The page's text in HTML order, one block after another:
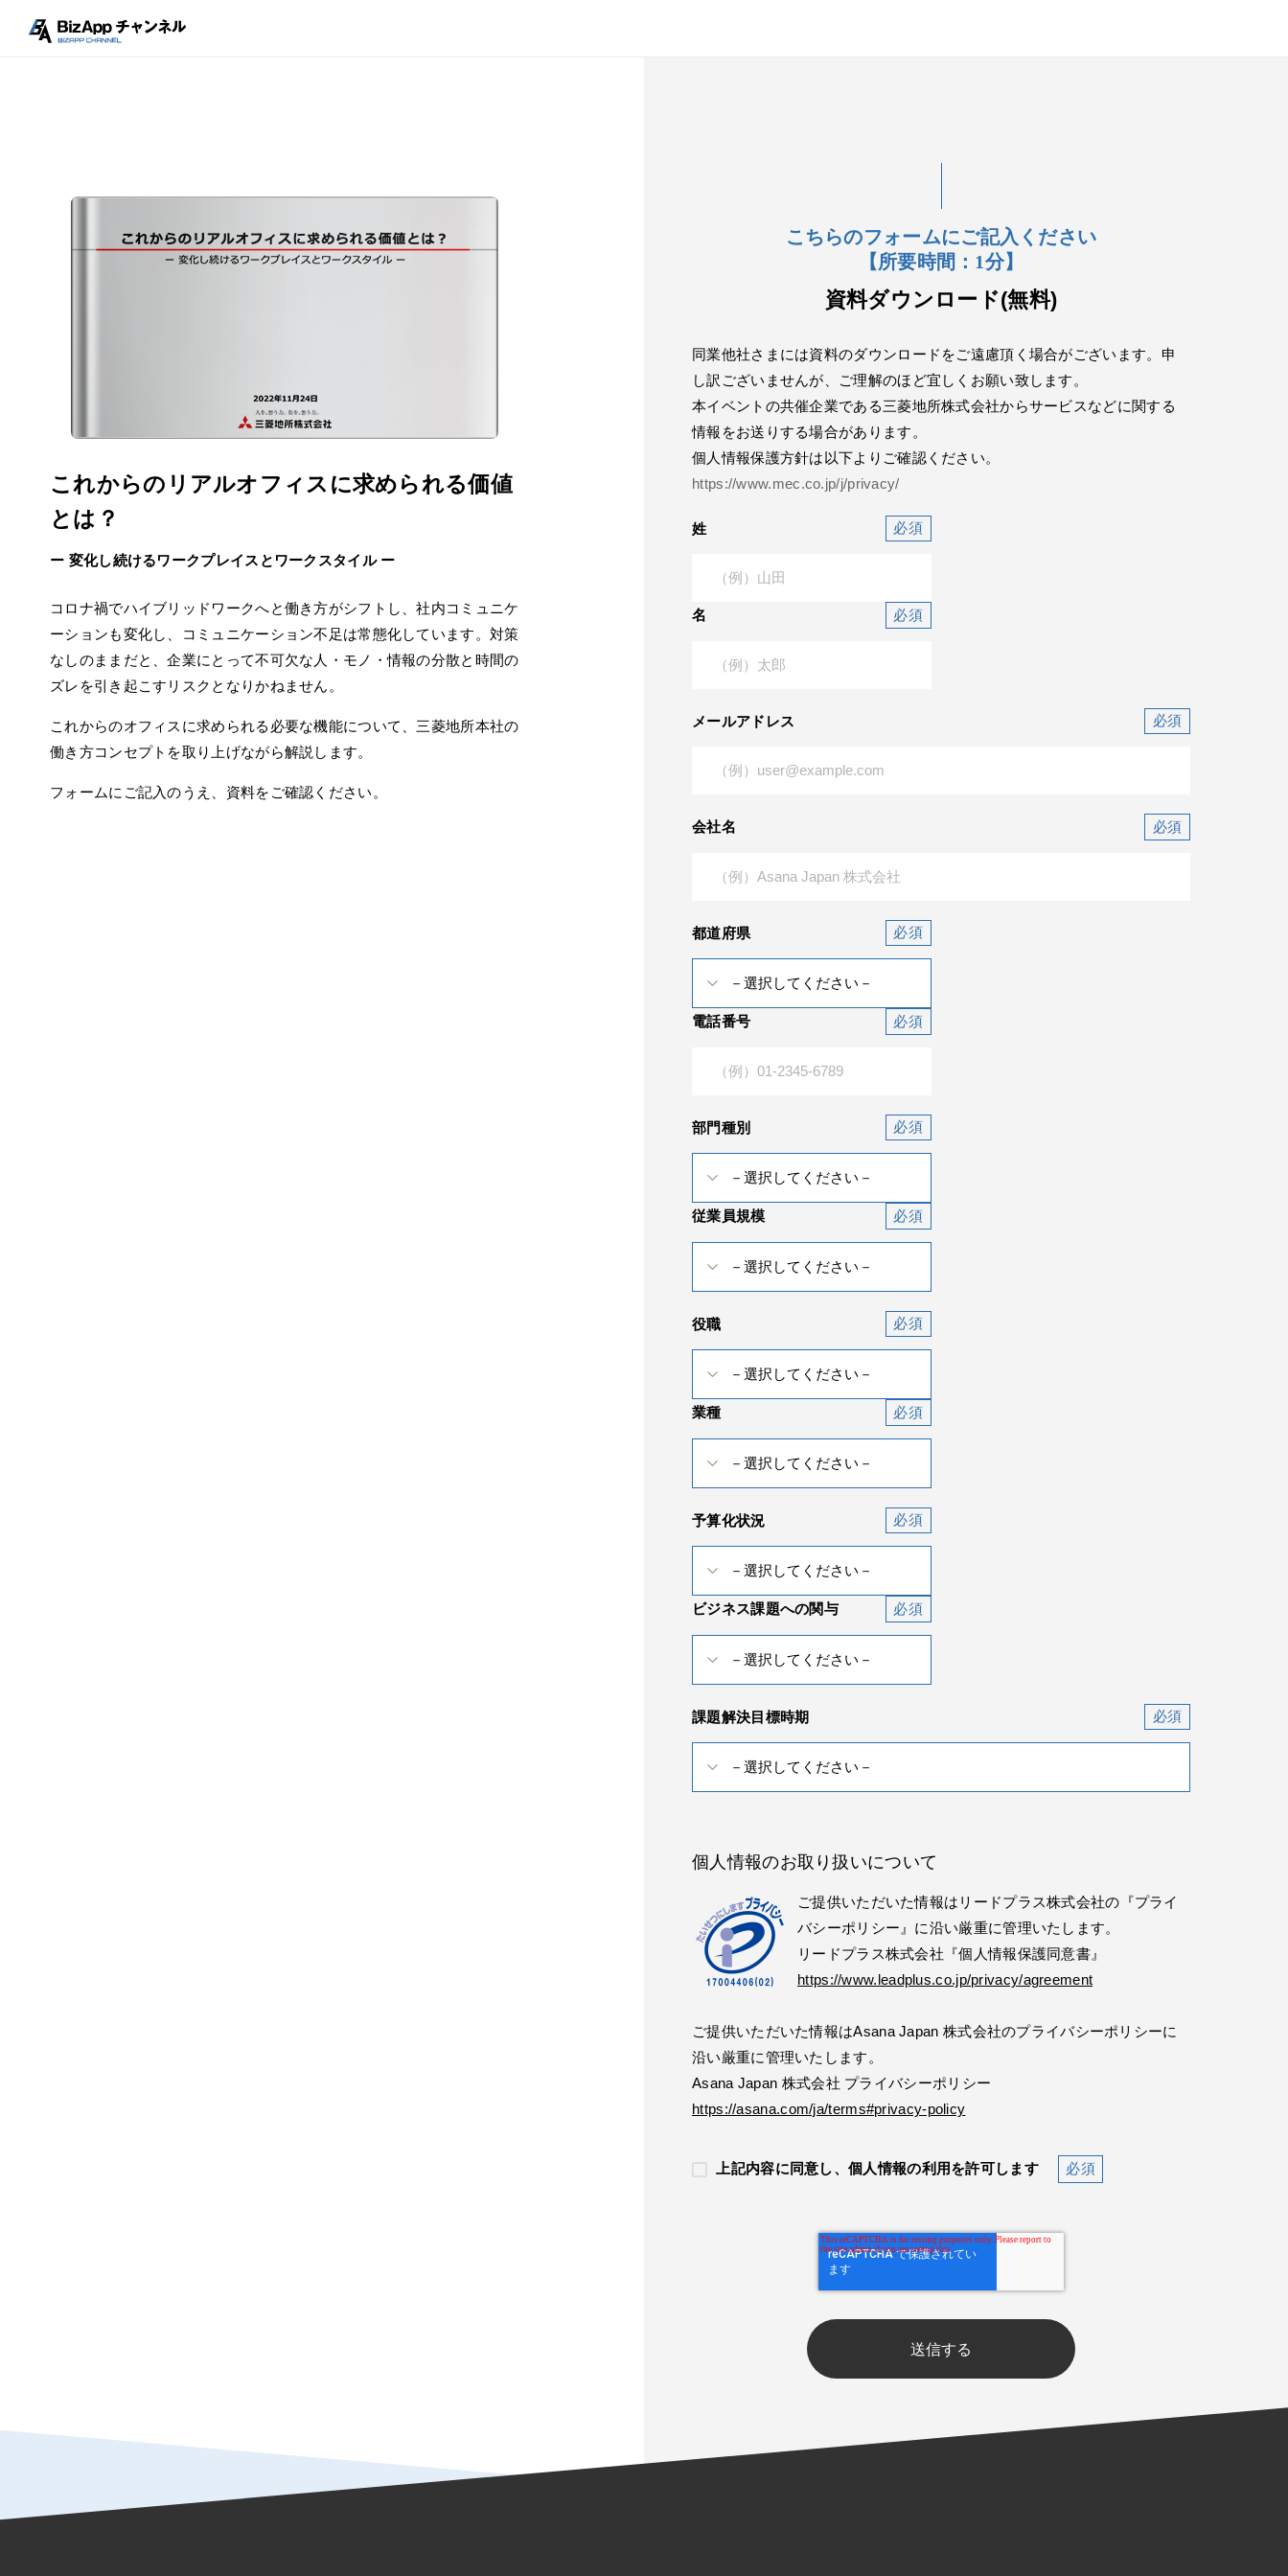
これからのリアルオフィスに求められる価値
とは？
ー 変化し続けるワークプレイスとワークスタイル ー
コロナ禍でハイブリッドワークへと働き方がシフトし、社内コミュニケ
ーションも変化し、コミュニケーション不足は常態化しています。対策
なしのままだと、企業にとって不可欠な人・モノ・情報の分散と時間の
ズレを引き起こすリスクとなりかねません。
これからのオフィスに求められる必要な機能について、三菱地所本社の
働き方コンセプトを取り上げながら解説します。
フォームにご記入のうえ、資料をご確認ください。
こちらのフォームにご記入ください
【所要時間：1分】
資料ダウンロード(無料)
同業他社さまには資料のダウンロードをご遠慮頂く場合がございます。申
し訳ございませんが、ご理解のほど宜しくお願い致します。
本イベントの共催企業である三菱地所株式会社からサービスなどに関する
情報をお送りする場合があります。
個人情報保護方針は以下よりご確認ください。
https://www.mec.co.jp/j/privacy/
姓
名
メールアドレス
会社名
都道府県
電話番号
部門種別
従業員規模
役職
業種
予算化状況
ビジネス課題への関与
課題解決目標時期
個人情報のお取り扱いについて
ご提供いただいた情報はリードプラス株式会社の『プライ
バシーポリシー』に沿い厳重に管理いたします。
リードプラス株式会社『個人情報保護同意書』
https://www.leadplus.co.jp/privacy/agreement
ご提供いただいた情報はAsana Japan 株式会社のプライバシーポリシーに
沿い厳重に管理いたします。
Asana Japan 株式会社 プライバシーポリシー
https://asana.com/ja/terms#privacy-policy
上記内容に同意し、個人情報の利用を許可します